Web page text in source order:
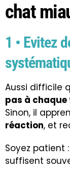
chat
1 • Evitez
Aussi difficile
pas à chaque
Sinon, il
réaction, et
Soyez patient
suffisent